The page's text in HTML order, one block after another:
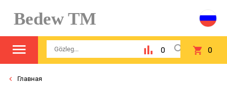
Bedew TM
0 0
Главная